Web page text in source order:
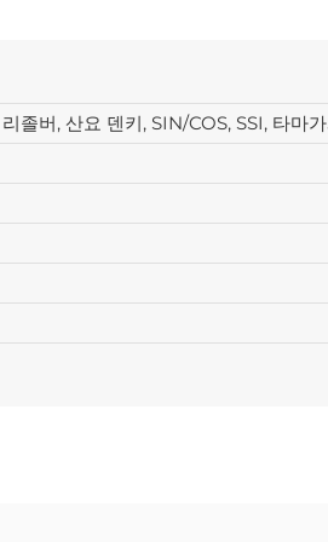
졸버, 산요 덴키, SIN/COS, SSI, 타마